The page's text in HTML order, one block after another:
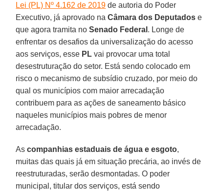
Lei (PL) Nº 4.162 de 2019 de autoria do Poder
Executivo, já aprovado naCâmara dos Deputados e
que agora tramita noSenado Federal . Longe de
enfrentar os desafios da universalização do acesso
aos serviços, esse PL vai provocar uma total
desestruturação do setor. Está sendo colocado em
risco o mecanismo de subsídio cruzado, por meio do
qual os municípios com maior arrecadação
contribuem para as ações de saneamento básico
naqueles municípios mais pobres de menor
arrecadação.
Ascompanhias estaduais de água e esgoto,
muitas das quais já em situação precária, ao invés de
reestruturadas, serão desmontadas. O poder
municipal, titular dos serviços, está sendo